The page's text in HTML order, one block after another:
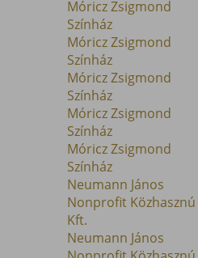
Móricz Zsigmond
Színház
Móricz Zsigmond
Színház
Móricz Zsigmond
Színház
Móricz Zsigmond
Színház
Móricz Zsigmond
Színház
Neumann János
Nonprofit Közhasznú
Kft.
Neumann János